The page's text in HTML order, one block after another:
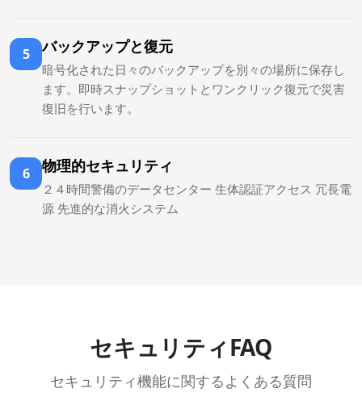
5 バックアップと復元
暗号化された日々のバックアップを別々の場所に保存し
ます。即時スナップショットとワンクリック復元で災害
復旧を行います。
6 物理的セキュリティ
２４時間警備のデータセンター 生体認証アクセス 冗長電
源 先進的な消火システム
セキュリティFAQ
セキュリティ機能に関するよくある質問